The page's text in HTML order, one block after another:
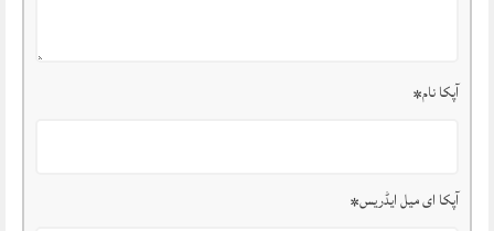
آپکا نام*
آپکا ای میل ایڈریس*